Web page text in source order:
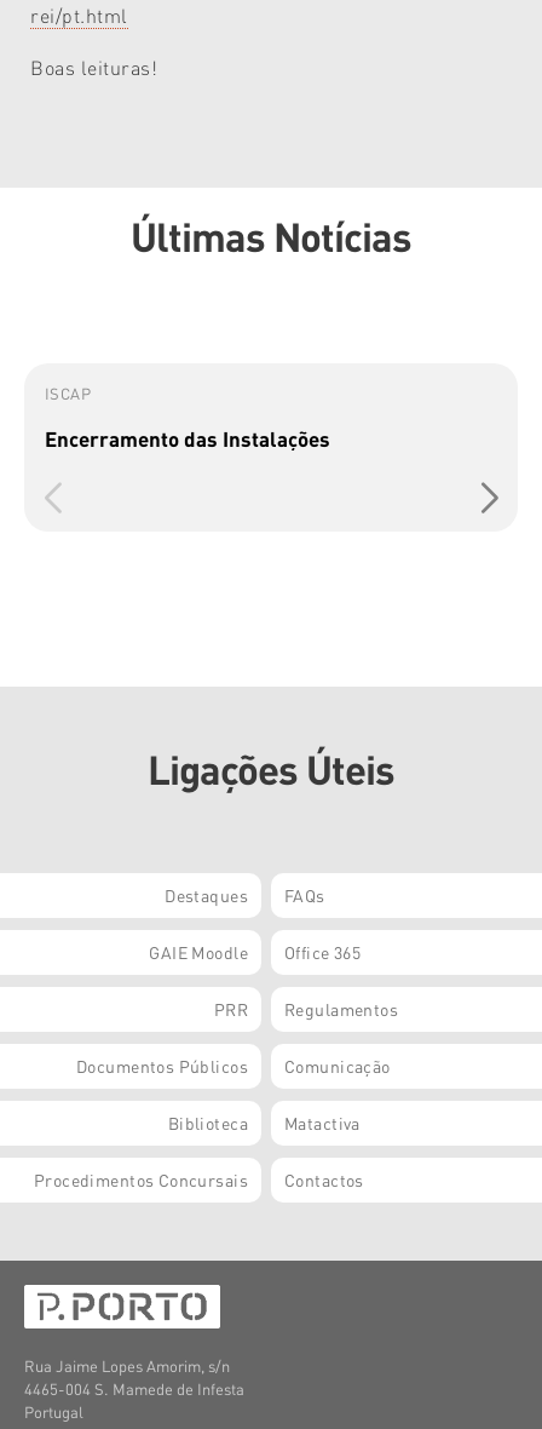
rei/pt.html
Boas leituras!
Últimas Notícias
ISCAP
Encerramento das Instalações
Ligações Úteis
Destaques FAQs
GAIE Moodle Office 365
PRR Regulamentos
Documentos Públicos Comunicação
Biblioteca Matactiva
Procedimentos Concursais Contactos
Rua Jaime Lopes Amorim, s/n
4465-004 S. Mamede de Infesta
Portugal